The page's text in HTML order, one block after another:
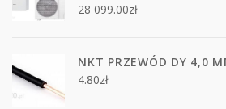
28 099.00zł
NKT PRZEWÓD DY 4,0
4.80zł